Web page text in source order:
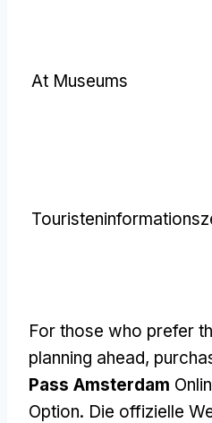
At Museums
For those who prefer
planning ahead,
Pass Amsterdam
Option. Die offizielle